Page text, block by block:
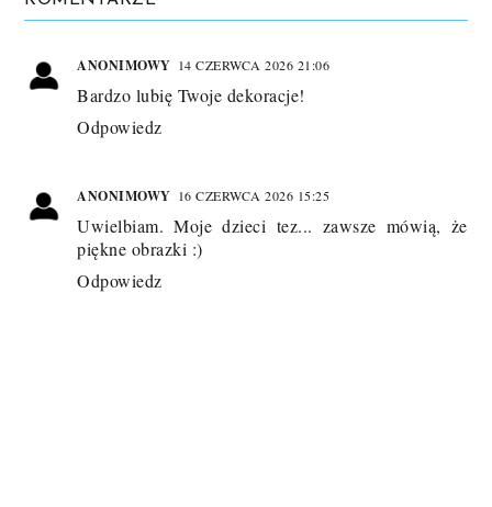
ANONIMOWY 14 CZERWCA 2026 21:06
Bardzo lubię Twoje dekoracje!
Odpowiedz
ANONIMOWY 16 CZERWCA 2026 15:25
Uwielbiam. Moje dzieci tez... zawsze mówią, że
piękne obrazki :)
Odpowiedz